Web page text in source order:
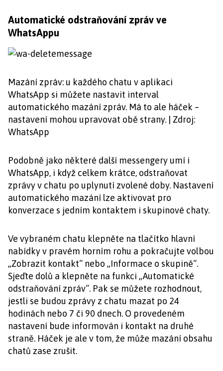
Automatické odstraňování zpráv ve
WhatsAppu
Mazání zpráv: u každého chatu v aplikaci
WhatsApp si můžete nastavit interval
automatického mazání zpráv. Má to ale háček –
nastavení mohou upravovat obě strany. | Zdroj:
WhatsApp
Podobně jako některé další messengery umí i
WhatsApp, i když celkem krátce, odstraňovat
zprávy v chatu po uplynutí zvolené doby. Nastavení
automatického mazání lze aktivovat pro
konverzace s jedním kontaktem i skupinové chaty.
Ve vybraném chatu klepněte na tlačítko hlavní
nabídky v pravém horním rohu a pokračujte volbou
„Zobrazit kontakt“ nebo „Informace o skupině“.
Sjeďte dolů a klepněte na funkci „Automatické
odstraňování zpráv“. Pak se můžete rozhodnout,
jestli se budou zprávy z chatu mazat po 24
hodinách nebo 7 či 90 dnech. O provedeném
nastavení bude informován i kontakt na druhé
straně. Háček je ale v tom, že může mazání obsahu
chatů zase zrušit.